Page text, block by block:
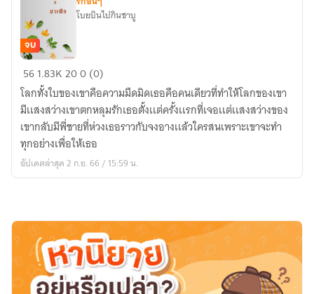
เล่ห์
กล
รัก
มาเฟีย
จบ
โบยบินไปกินชาบู
561.83K200 (0)
โลกทั้งใบของเขาคือความมืดมิดเธอคือคนเดียวที่ทำให้โลกของเขา
มีเเสงสว่างเขาตกหลุมรักเธอตั้งเเต่ครั้งเเรกที่เจอเเต่เเสงสว่างของ
เขากลับมีพี่ชายที่ห่วงเธอราวกับจงอางเเล้วใครสนเพราะเขาจะทำ
ทุกอย่างเพื่อให้เธอ
อัปเดตล่าสุด 2 ก.ย. 66 / 15:59 น.